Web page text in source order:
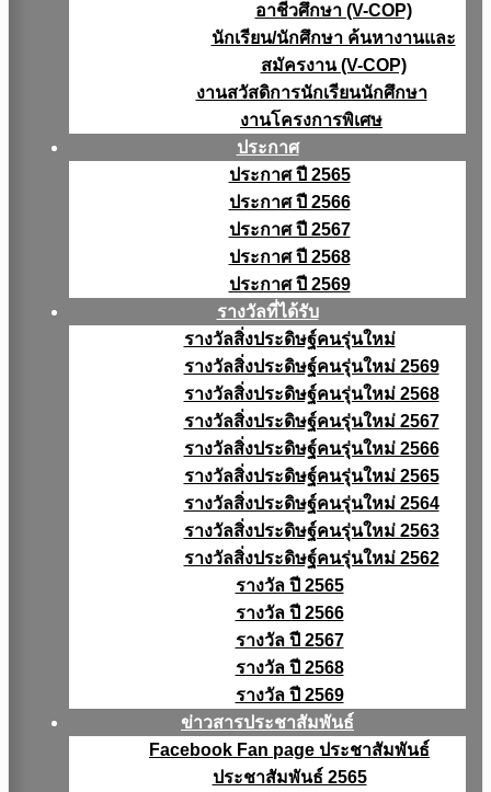
อาชีวศึกษา (V-COP)
นักเรียน/นักศึกษา ค้นหางานและ
สมัครงาน (V-COP)
งานสวัสดิการนักเรียนนักศึกษา
งานโครงการพิเศษ
ประกาศ
ประกาศ ปี 2565
ประกาศ ปี 2566
ประกาศ ปี 2567
ประกาศ ปี 2568
ประกาศ ปี 2569
รางวัลที่ได้รับ
รางวัลสิ่งประดิษฐ์คนรุ่นใหม่
รางวัลสิ่งประดิษฐ์คนรุ่นใหม่ 2569
รางวัลสิ่งประดิษฐ์คนรุ่นใหม่ 2568
รางวัลสิ่งประดิษฐ์คนรุ่นใหม่ 2567
รางวัลสิ่งประดิษฐ์คนรุ่นใหม่ 2566
รางวัลสิ่งประดิษฐ์คนรุ่นใหม่ 2565
รางวัลสิ่งประดิษฐ์คนรุ่นใหม่ 2564
รางวัลสิ่งประดิษฐ์คนรุ่นใหม่ 2563
รางวัลสิ่งประดิษฐ์คนรุ่นใหม่ 2562
รางวัล ปี 2565
รางวัล ปี 2566
รางวัล ปี 2567
รางวัล ปี 2568
รางวัล ปี 2569
ข่าวสารประชาสัมพันธ์
Facebook Fan page ประชาสัมพันธ์
ประชาสัมพันธ์ 2565